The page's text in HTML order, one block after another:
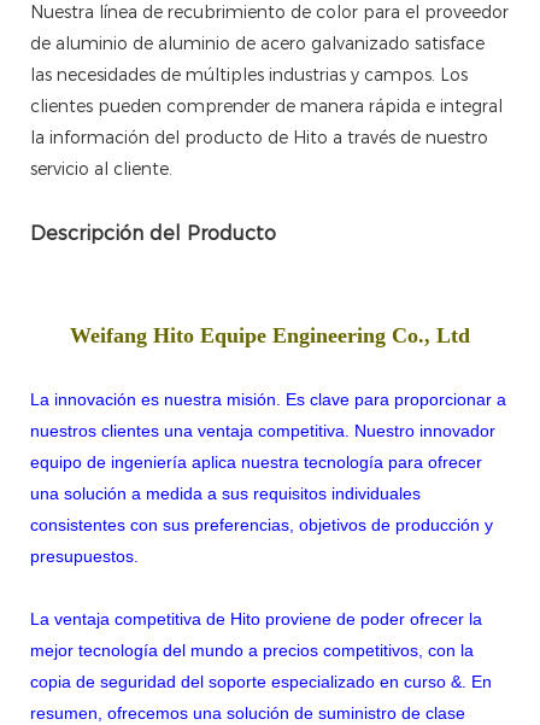
Nuestra línea de recubrimiento de color para el proveedor
de aluminio de aluminio de acero galvanizado satisface
las necesidades de múltiples industrias y campos. Los
clientes pueden comprender de manera rápida e integral
la información del producto de Hito a través de nuestro
servicio al cliente.
Descripción del Producto
Weifang Hito Equipe Engineering Co., Ltd
La innovación es nuestra misión. Es clave para proporcionar a
nuestros clientes una ventaja competitiva. Nuestro innovador
equipo de ingeniería aplica nuestra tecnología para ofrecer
una solución a medida a sus requisitos individuales
consistentes con sus preferencias, objetivos de producción y
presupuestos.
La ventaja competitiva de Hito proviene de poder ofrecer la
mejor tecnología del mundo a precios competitivos, con la
copia de seguridad del soporte especializado en curso &. En
resumen, ofrecemos una solución de suministro de clase